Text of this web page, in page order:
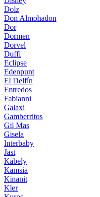
Dolz
Don Almohadon
Dor
Dormen
Dorvel
Duffi
Eclipse
Edenpunt
El Delfín
Entredos
Fabianni
Galaxi
Gamberritos
Gil Mas
Gisela
Interbaby
Jast
Kabely
Kamsia
Kinanit
Kler